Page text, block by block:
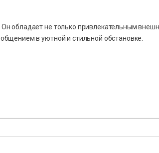
обладает не только привлекательным
в уютной и стильной обстановке.